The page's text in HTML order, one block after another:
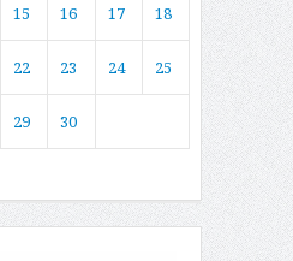
15 16 17 18
22 23 24 25
29 30